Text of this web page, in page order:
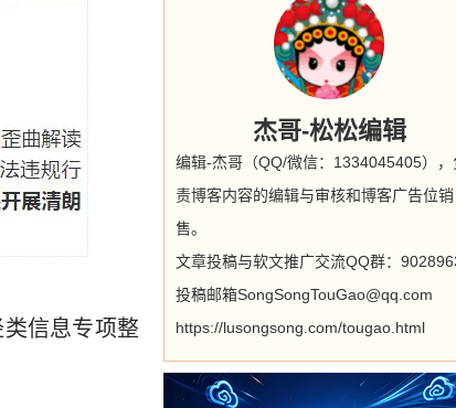
信息专项整
杰哥-松松编辑
编辑-杰哥（QQ/微信：1334045405），
责博客内容的编辑与审核和博客广告位销
售。
文章投稿与软文推广交流QQ群：
投稿邮箱SongSongTouGao@qq.com
https://lusongsong.com/tougao.html